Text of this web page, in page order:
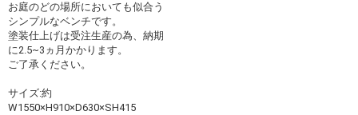
お庭のどの場所においても似合う
シンプルなベンチです。
塗装仕上げは受注生産の為、納期
に2.5~3ヵ月かかります。
ご了承ください。
サイズ:約
W1550×H910×D630×SH415